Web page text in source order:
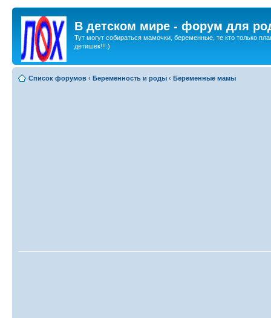
В детском мире - форум для
Тут могут собираться мамочки, беременные, те кто только
детишек!!!:)
Список форумов ‹ Беременность и роды ‹ Беременные мамы